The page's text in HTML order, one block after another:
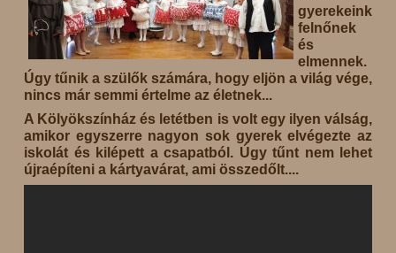
gyerekeink
felnőnek
és
elmennek.
Úgy tűnik a szülők számára, hogy eljön a világ vége,
nincs már semmi értelme az életnek...
A Kölyökszínház és letétben is volt egy ilyen válság,
amikor egyszerre nagyon sok gyerek elvégezte az
iskolát és kilépett a csapatból. Úgy tűnt nem lehet
újraépíteni a kártyavárat, ami összedőlt....